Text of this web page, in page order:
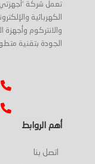
تعمل شركة 'أجهزتي'
الكهربائية
والانتركوم وأجهزة
الجودة بتقنية
أهم الروابط
اتصل بنا